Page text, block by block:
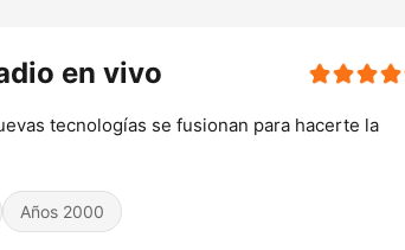
en vivo
tecnologías se fusionan para hacerte la
Años 2000